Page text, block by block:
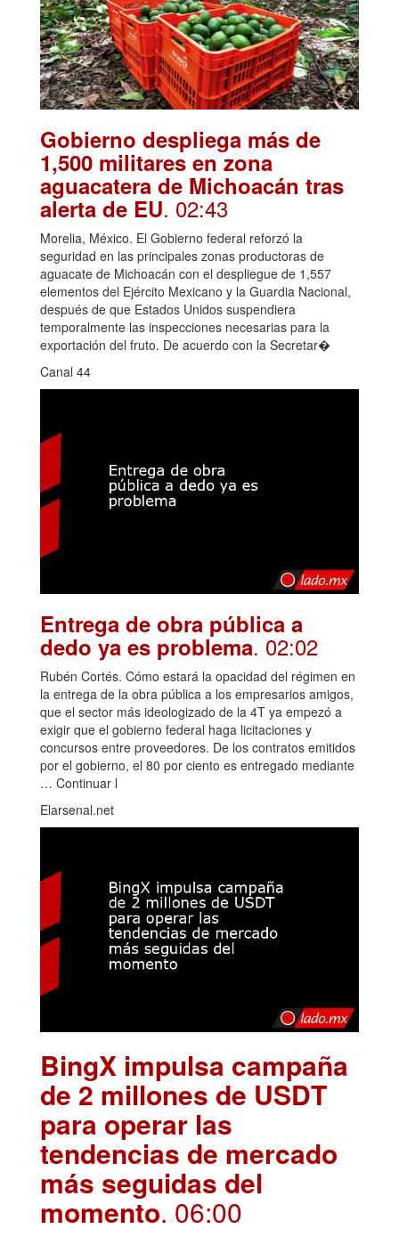
Gobierno despliega más de
1,500 militares en zona
aguacatera de Michoacán tras
alerta de EU. 02:43
Morelia, México. El Gobierno federal reforzó la
seguridad en las principales zonas productoras de
aguacate de Michoacán con el despliegue de 1,557
elementos del Ejército Mexicano y la Guardia Nacional,
después de que Estados Unidos suspendiera
temporalmente las inspecciones necesarias para la
exportación del fruto. De acuerdo con la Secretar�
Canal 44
Entrega de obra pública a
dedo ya es problema. 02:02
Rubén Cortés. Cómo estará la opacidad del régimen en
la entrega de la obra pública a los empresarios amigos,
que el sector más ideologizado de la 4T ya empezó a
exigir que el gobierno federal haga licitaciones y
concursos entre proveedores. De los contratos emitidos
por el gobierno, el 80 por ciento es entregado mediante
… Continuar l
Elarsenal.net
BingX impulsa campaña
de 2 millones de USDT
para operar las
tendencias de mercado
más seguidas del
momento. 06:00